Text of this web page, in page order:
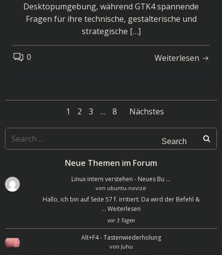
Desktopumgebung, während GTK4 spannende
Fragen für ihre technische, gestalterische und
strategische […]
0 Weiterlesen
Posts
Page
1 Page
2 Page
3 … Page
8
Posts
Nächstes
Search
for:
Neue Themen im Forum
Linux intern verstehen - Neues Bu …
von ubuntu-novize
Hallo, ich bin auf Seite 57 f. irritiert: Da wird der Befehl &
… Weiterlesen
vor 3 Tagen
Alt+F4 - Tastenwiederholung
von Juhu